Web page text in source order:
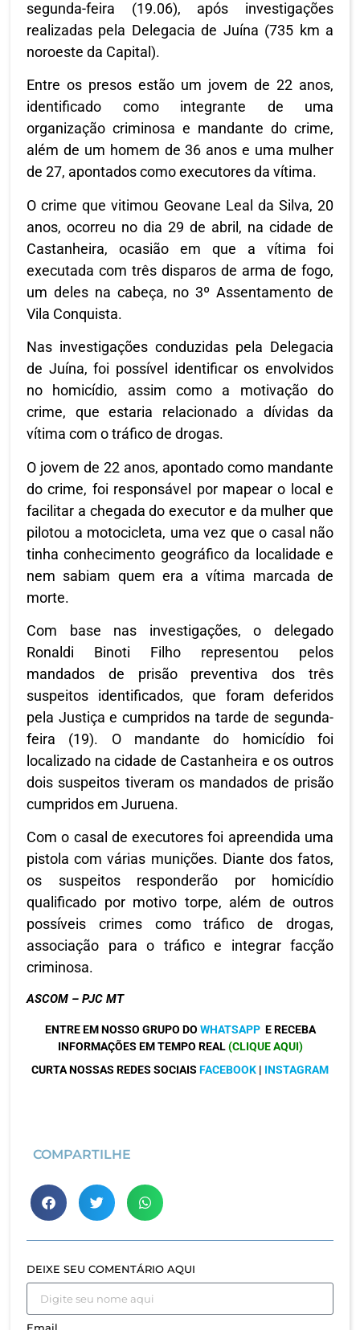
segunda-feira (19.06), após investigações
realizadas pela Delegacia de Juína (735 km a
noroeste da Capital).
Entre os presos estão um jovem de 22 anos,
identificado como integrante de uma
organização criminosa e mandante do crime,
além de um homem de 36 anos e uma mulher
de 27, apontados como executores da vítima.
O crime que vitimou Geovane Leal da Silva, 20
anos, ocorreu no dia 29 de abril, na cidade de
Castanheira, ocasião em que a vítima foi
executada com três disparos de arma de fogo,
um deles na cabeça, no 3º Assentamento de
Vila Conquista.
Nas investigações conduzidas pela Delegacia
de Juína, foi possível identificar os envolvidos
no homicídio, assim como a motivação do
crime, que estaria relacionado a dívidas da
vítima com o tráfico de drogas.
O jovem de 22 anos, apontado como mandante
do crime, foi responsável por mapear o local e
facilitar a chegada do executor e da mulher que
pilotou a motocicleta, uma vez que o casal não
tinha conhecimento geográfico da localidade e
nem sabiam quem era a vítima marcada de
morte.
Com base nas investigações, o delegado
Ronaldi Binoti Filho representou pelos
mandados de prisão preventiva dos três
suspeitos identificados, que foram deferidos
pela Justiça e cumpridos na tarde de segunda-
feira (19). O mandante do homicídio foi
localizado na cidade de Castanheira e os outros
dois suspeitos tiveram os mandados de prisão
cumpridos em Juruena.
Com o casal de executores foi apreendida uma
pistola com várias munições. Diante dos fatos,
os suspeitos responderão por homicídio
qualificado por motivo torpe, além de outros
possíveis crimes como tráfico de drogas,
associação para o tráfico e integrar facção
criminosa.
ASCOM – PJC MT
ENTRE EM NOSSO GRUPO DO WHATSAPP E RECEBA
INFORMAÇÕES EM TEMPO REAL(CLIQUE AQUI)
CURTA NOSSAS REDES SOCIAIS FACEBOOK | INSTAGRAM
COMPARTILHE
DEIXE SEU COMENTÁRIO AQUI